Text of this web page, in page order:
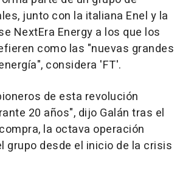
junto con la italiana Enel y la
NextEra Energy a los que los
como las "nuevas grandes
considera 'FT'.
de esta revolución
20 años", dijo Galán tras el
la octava operación
grupo desde el inicio de la crisis